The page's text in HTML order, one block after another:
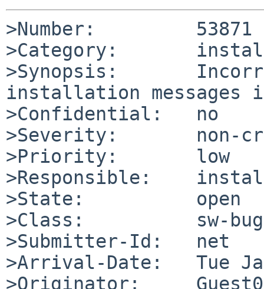
>Number:         53871
>Category:
>Synopsis:
installation messages
>Confidential:   no
>Severity:       non-
>Priority:       low
>Responsible:
>State:          open
>Class:          sw-bug
>Submitter-Id:   net
>Arrival-Date:   Tue
>Originator: